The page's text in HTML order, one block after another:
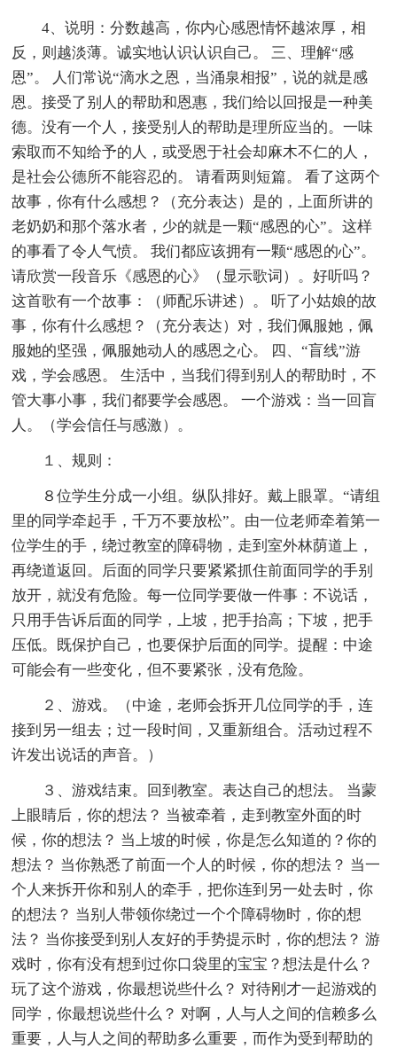
4、说明：分数越高，你内心感恩情怀越浓厚，相
反，则越淡薄。诚实地认识认识自己。 三、理解“感
恩”。 人们常说“滴水之恩，当涌泉相报”，说的就是感
恩。接受了别人的帮助和恩惠，我们给以回报是一种美
德。没有一个人，接受别人的帮助是理所应当的。一味
索取而不知给予的人，或受恩于社会却麻木不仁的人，
是社会公德所不能容忍的。 请看两则短篇。 看了这两个
故事，你有什么感想？（充分表达）是的，上面所讲的
老奶奶和那个落水者，少的就是一颗“感恩的心”。这样
的事看了令人气愤。 我们都应该拥有一颗“感恩的心”。
请欣赏一段音乐《感恩的心》（显示歌词）。好听吗？
这首歌有一个故事：（师配乐讲述）。 听了小姑娘的故
事，你有什么感想？（充分表达）对，我们佩服她，佩
服她的坚强，佩服她动人的感恩之心。 四、“盲线”游
戏，学会感恩。 生活中，当我们得到别人的帮助时，不
管大事小事，我们都要学会感恩。 一个游戏：当一回盲
人。（学会信任与感激）。
１、规则：
８位学生分成一小组。纵队排好。戴上眼罩。“请组
里的同学牵起手，千万不要放松”。由一位老师牵着第一
位学生的手，绕过教室的障碍物，走到室外林荫道上，
再绕道返回。后面的同学只要紧紧抓住前面同学的手别
放开，就没有危险。每一位同学要做一件事：不说话，
只用手告诉后面的同学，上坡，把手抬高；下坡，把手
压低。既保护自己，也要保护后面的同学。提醒：中途
可能会有一些变化，但不要紧张，没有危险。
２、游戏。（中途，老师会拆开几位同学的手，连
接到另一组去；过一段时间，又重新组合。活动过程不
许发出说话的声音。）
３、游戏结束。回到教室。表达自己的想法。 当蒙
上眼睛后，你的想法？ 当被牵着，走到教室外面的时
候，你的想法？ 当上坡的时候，你是怎么知道的？你的
想法？ 当你熟悉了前面一个人的时候，你的想法？ 当一
个人来拆开你和别人的牵手，把你连到另一处去时，你
的想法？ 当别人带领你绕过一个个障碍物时，你的想
法？ 当你接受到别人友好的手势提示时，你的想法？ 游
戏时，你有没有想到过你口袋里的宝宝？想法是什么？
玩了这个游戏，你最想说些什么？ 对待刚才一起游戏的
同学，你最想说些什么？ 对啊，人与人之间的信赖多么
重要，人与人之间的帮助多么重要，而作为受到帮助的